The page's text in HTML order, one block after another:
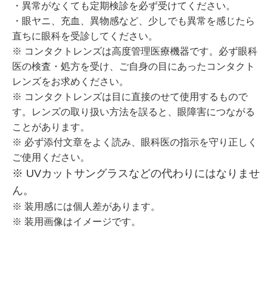
・異常がなくても定期検診を必ず受けてください。
・眼ヤニ、充血、異物感など、少しでも異常を感じたら
直ちに眼科を受診してください。
※ コンタクトレンズは高度管理医療機器です。必ず眼科
医の検査・処方を受け、ご自身の目にあったコンタクト
レンズをお求めください。
※ コンタクトレンズは目に直接のせて使用するもので
す。レンズの取り扱い方法を誤ると、眼障害につながる
ことがあります。
※ 必ず添付文章をよく読み、眼科医の指示を守り正しく
ご使用ください。
※ UVカットサングラスなどの代わりにはなりませ
ん。
※ 装用感には個人差があります。
※ 装用画像はイメージです。